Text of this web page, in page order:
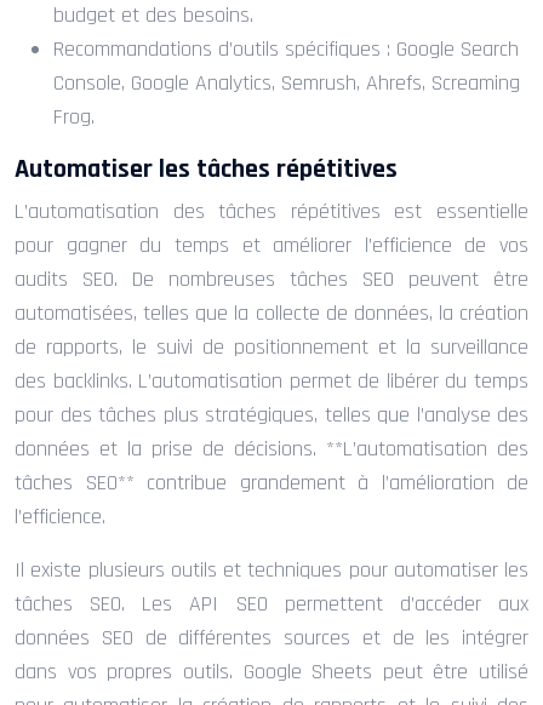
budget et des besoins.
Recommandations d’outils spécifiques : Google Search
Console, Google Analytics, Semrush, Ahrefs, Screaming
Frog.
Automatiser les tâches répétitives
L’automatisation des tâches répétitives est essentielle
pour gagner du temps et améliorer l’efficience de vos
audits SEO. De nombreuses tâches SEO peuvent être
automatisées, telles que la collecte de données, la création
de rapports, le suivi de positionnement et la surveillance
des backlinks. L’automatisation permet de libérer du temps
pour des tâches plus stratégiques, telles que l’analyse des
données et la prise de décisions. **L’automatisation des
tâches SEO** contribue grandement à l’amélioration de
l’efficience.
Il existe plusieurs outils et techniques pour automatiser les
tâches SEO. Les API SEO permettent d’accéder aux
données SEO de différentes sources et de les intégrer
dans vos propres outils. Google Sheets peut être utilisé